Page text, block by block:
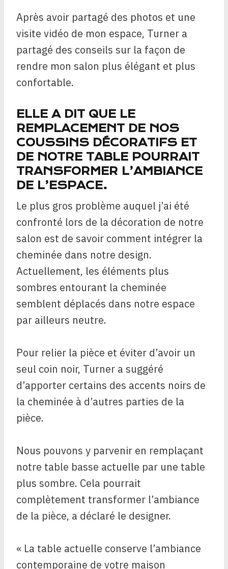
Après avoir partagé des photos et une
visite vidéo de mon espace, Turner a
partagé des conseils sur la façon de
rendre mon salon plus élégant et plus
confortable.
ELLE A DIT QUE LE
REMPLACEMENT DE NOS
COUSSINS DÉCORATIFS ET
DE NOTRE TABLE POURRAIT
TRANSFORMER L’AMBIANCE
DE L’ESPACE.
Le plus gros problème auquel j’ai été
confronté lors de la décoration de notre
salon est de savoir comment intégrer la
cheminée dans notre design.
Actuellement, les éléments plus
sombres entourant la cheminée
semblent déplacés dans notre espace
par ailleurs neutre.
Pour relier la pièce et éviter d’avoir un
seul coin noir, Turner a suggéré
d’apporter certains des accents noirs de
la cheminée à d’autres parties de la
pièce.
Nous pouvons y parvenir en remplaçant
notre table basse actuelle par une table
plus sombre. Cela pourrait
complètement transformer l’ambiance
de la pièce, a déclaré le designer.
« La table actuelle conserve l’ambiance
contemporaine de votre maison